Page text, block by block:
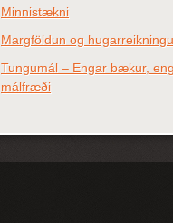
Minnistækni
Margföldun og
Tungumál – Engar bækur,
málfræði